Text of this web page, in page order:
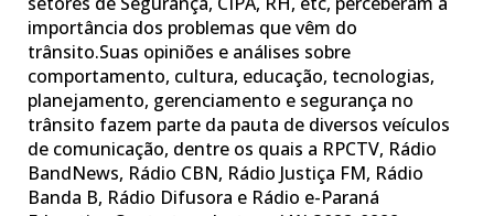
importância dos problemas que vêm do
trânsito.Suas opiniões e análises sobre
comportamento, cultura, educação, tecnologias,
planejamento, gerenciamento e segurança no
trânsito fazem parte da pauta de diversos veículos
de comunicação, dentre os quais a RPCTV, Rádio
BandNews, Rádio CBN, Rádio Justiça FM, Rádio
Banda B, Rádio Difusora e Rádio e-Paraná